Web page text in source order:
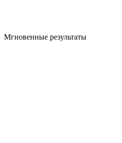
Мгновенные результаты